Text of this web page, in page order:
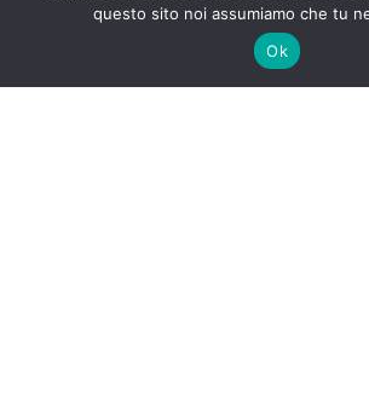
RNET&Co. Web
questo sito noi assumiamo che tu
Ok